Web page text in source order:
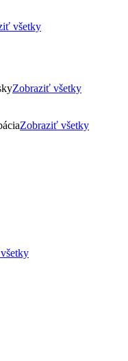
všetky
Zobraziť všetky
Zobraziť všetky